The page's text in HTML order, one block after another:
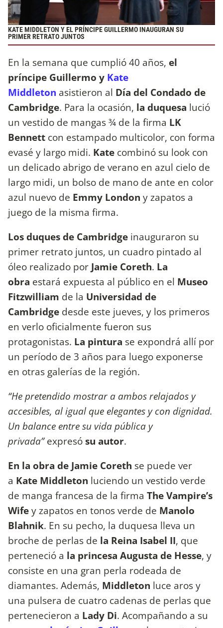
KATE MIDDLETON Y EL PRÍNCIPE GUILLERMO INAUGURAN SU
PRIMER RETRATO JUNTOS
En la semana que cumplió 40 años, el
príncipe Guillermo y Kate
Middleton asistieron al Día del Condado de
Cambridge. Para la ocasión, la duquesa lució
un vestido de mangas ¾ de la firma LK
Bennett con estampado multicolor, con forma
evasé y largo midi. Kate combinó su look con
un delicado abrigo de verano en azul cielo de
largo midi, un bolso de mano de ante en color
azul nuevo de Emmy London y zapatos a
juego de la misma firma.
Los duques de Cambridge inauguraron su
primer retrato juntos, un cuadro pintado al
óleo realizado por Jamie Coreth. La
obra estará expuesta al público en el Museo
Fitzwilliam de la Universidad de
Cambridge desde este jueves, y los primeros
en verlo oficialmente fueron sus
protagonistas. La pintura se expondrá allí por
un período de 3 años para luego exponerse
en otras galerías de la región.
“He pretendido mostrar a ambos relajados y
accesibles, al igual que elegantes y con dignidad.
Un balance entre su vida pública y
privada”expresósu autor.
En la obra de Jamie Coreth se puede ver
a Kate Middleton luciendo un vestido verde
de manga francesa de la firma The Vampire’s
Wifey zapatos en tonos verde de Manolo
Blahnik. En su pecho, la duquesa lleva un
broche de perlas de la Reina Isabel II, que
perteneció a la princesa Augusta de Hesse, y
consiste en una gran perla rodeada de
diamantes. Además, Middleton luce aros y
una pulsera de cuatro cadenas de perlas que
pertenecieron a Lady Di. Acompañando a su